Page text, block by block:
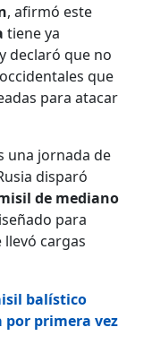
, afirmó este
tiene ya
y declaró que no
occidentales que
para atacar
una jornada de
disparó
de mediano
para
cargas
balístico
primera vez